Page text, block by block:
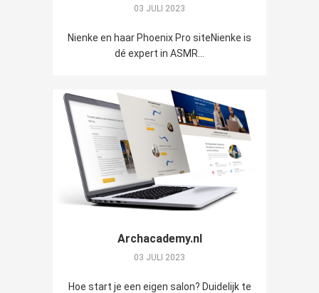
03 JULI 2023
Nienke en haar Phoenix Pro siteNienke is
dé expert in ASMR...
Archacademy.nl
03 JULI 2023
Hoe start je een eigen salon? Duidelijk te